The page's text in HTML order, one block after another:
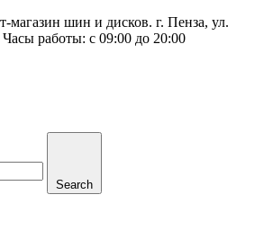
магазин шин и дисков. г. Пенза, ул.
Часы работы: с 09:00 до 20:00
Search